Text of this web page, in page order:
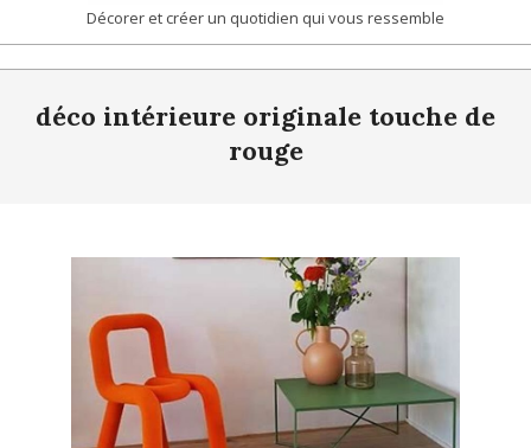
COCON
|
DÉCORATION
Décorer et créer un quotidien qui vous ressemble
Navigation
déco intérieure originale touche de
rouge